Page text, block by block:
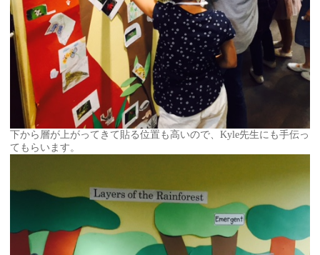
下から層が上がってきて貼る位置も高いので、Kyle先生にも手伝っ
てもらいます。